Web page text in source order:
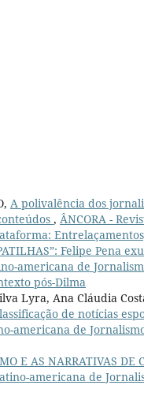
A polivalência dos
, ÂNCORA -
Felipe
americana de
pós-Dilma
Lyra, Ana Cláudia
de notícias
americana de
E AS NARRATIVAS DE
americana de